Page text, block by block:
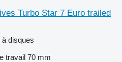
Turbo Star 7 Euro trailed
disques
travail 70 mm